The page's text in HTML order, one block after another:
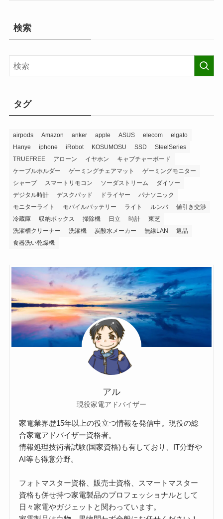
検索
タグ
airpods Amazon anker apple ASUS elecom
elgato
Hanye
iphone iRobot KOSUMOSU SSD
SteelSeries
TRUEFREE
アローン イヤホン
キャプチャーボード
ケーブルホルダー
ゲーミングチェアマット
ゲーミングモニター
シャープ
スマートリモコン ソーダストリーム
ダイソー
デジタル時計
デスクパッド ドライヤー
パナソニック
モニターライト
モバイルバッテリー ライト ルンバ
値引き交渉
冷蔵庫
収納ボックス 掃除機 日立 時計
東芝
洗濯槽クリーナー
洗濯機 炭酸水メーカー 無線LAN
返品
食器洗い乾燥機
アル
現役家電アドバイザー
家電業界歴15年以上の役立つ情報を発信中。現役の総
合家電アドバイザー資格者。
情報処理技術者試験(国家資格)も有しており、IT分野や
AI等も得意分野。
フォトマスター資格、販売士資格、スマートマスター
資格も併せ持つ家電製品のプロフェッショナルとして
日々家電やガジェットと関わっています。